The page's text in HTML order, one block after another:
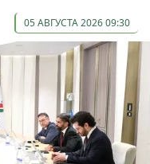
05 АВГУСТА 2026 09:30